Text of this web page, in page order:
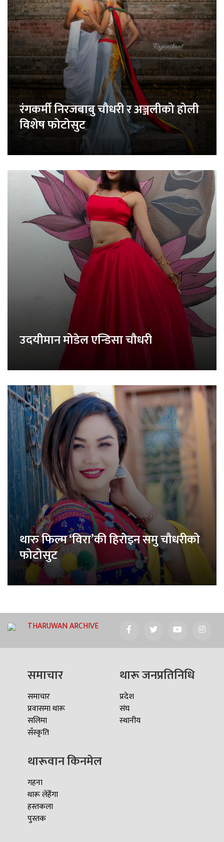
रंगकर्मी निरजबाबु चौधरी र अञ्जलीको होली
विशेष फोटोसुट
उदयीमान मोडेल एन्डिसा चौधरी
थारु फिल्म ‘विरा’की हिरोइन समु चौधरीको
फोटोसुट
THARUWAN ARCHIVE
समाचार
समाचार
प्रवासमा थारू
सलिमा
सँस्कृति
थारू जनप्रतिनिधि
प्रदेश
संघ
स्थानीय
थारूवान किनमेल
गहना
थारू लेहेँगा
हस्तकला
पुस्तक